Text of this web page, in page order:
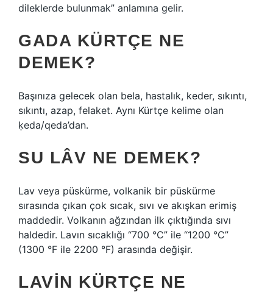
dileklerde bulunmak” anlamına gelir.
GADA KÜRTÇE NE
DEMEK?
Başınıza gelecek olan bela, hastalık, keder, sıkıntı,
sıkıntı, azap, felaket. Aynı Kürtçe kelime olan
ḳeda/qeda’dan.
SU LÂV NE DEMEK?
Lav veya püskürme, volkanik bir püskürme
sırasında çıkan çok sıcak, sıvı ve akışkan erimiş
maddedir. Volkanın ağzından ilk çıktığında sıvı
haldedir. Lavın sıcaklığı “700 °C” ile “1200 °C”
(1300 °F ile 2200 °F) arasında değişir.
LAVIN KÜRTÇE NE